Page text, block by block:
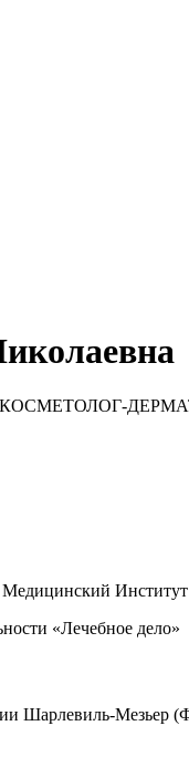
КОСМЕТОЛОГ-
Медицинский Институт
«Лечебное дело»
Шарлевиль-Мезьер